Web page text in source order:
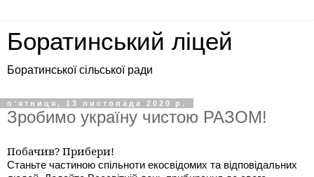
Боратинський ліцей
Боратинської сільської ради
пʼятниця, 13 листопада 2020 р.
Зробимо україну чистою РАЗОМ!
Побачив? Прибери!
Станьте частиною спільноти екосвідомих та відповідальних